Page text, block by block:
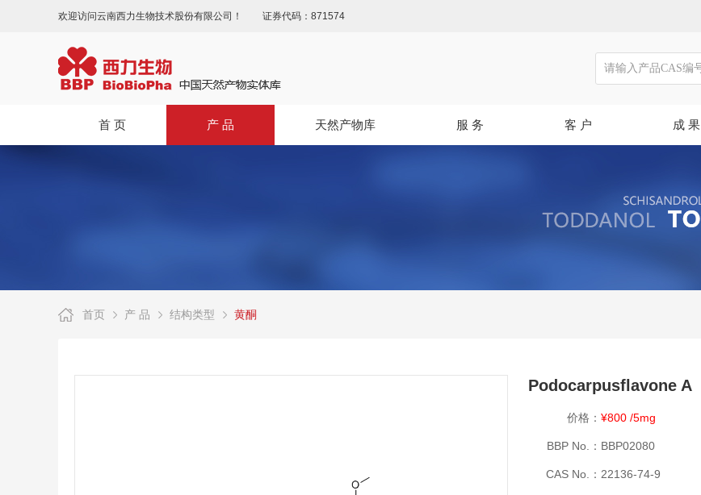
欢迎访问云南西力生物技术股份有限公司！ 证券代码：871574
首 页 产 品 天然产物库 服 务 客 户 成 果
首页 产 品 结构类型 黄酮
Podocarpusflavone A
价格： ¥800 /5mg
BBP No.： BBP02080
CAS No.： 22136-74-9